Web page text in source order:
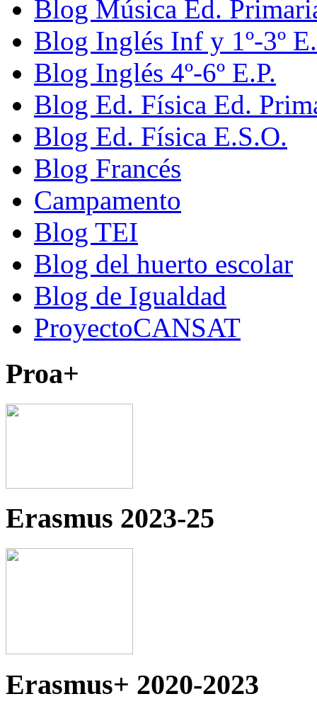
Blog Música Ed.
Blog Inglés Inf y 1º-3º
Blog Inglés 4º-6º E.P.
Blog Ed. Física Ed.
Blog Ed. Física E.S.O.
Blog Francés
Campamento
Blog TEI
Blog del huerto escolar
Blog de Igualdad
ProyectoCANSAT
Proa+
Erasmus 2023-25
Erasmus+ 2020-2023